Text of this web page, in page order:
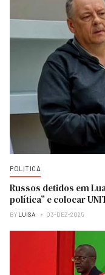
POLITICA
Russos detidos em
política” e colocar
BY LUISA 03-DEZ-2025